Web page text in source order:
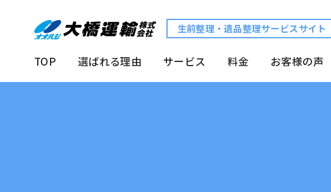
生前整理・遺品整理サービスサイト
TOP 選ばれる理由 サービス 料金 お客様の声